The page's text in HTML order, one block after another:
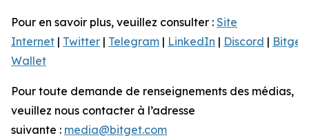
Pour en savoir plus, veuillez consulter : Site
Internet | Twitter | Telegram | LinkedIn | Discord | Bitget
Wallet
Pour toute demande de renseignements des médias,
veuillez nous contacter à l’adresse
suivante : media@bitget.com